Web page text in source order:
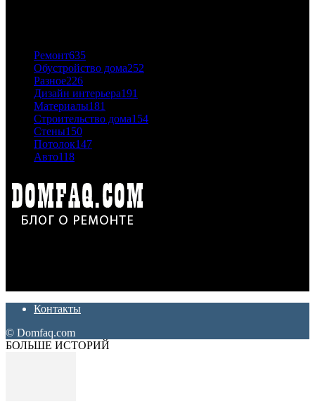
Ремонт635
Обустройство дома252
Разное226
Дизайн интерьера191
Материалы181
Строительство дома154
Стены150
Потолок147
Авто118
Контакты
© Domfaq.com
БОЛЬШЕ ИСТОРИЙ